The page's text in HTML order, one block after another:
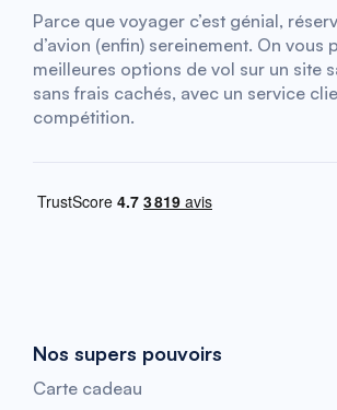
Parce que voyager c’est génial,
d’avion (enfin) sereinement. On vous
meilleures options de vol sur un site
sans frais cachés, avec un service
compétition.
Nos supers pouvoirs
Carte cadeau